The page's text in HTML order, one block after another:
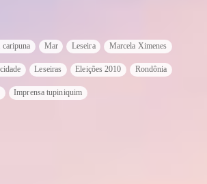
caripuna Mar Leseira Marcela Ximenes
Leseiras Eleições 2010 Rondônia
Imprensa tupiniquim